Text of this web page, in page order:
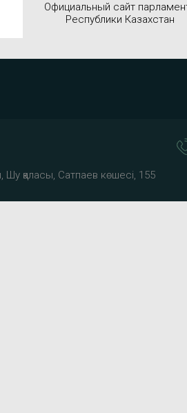
Официальный сайт
Республики Казахстан
қаласы, Сатпаев көшесі, 155